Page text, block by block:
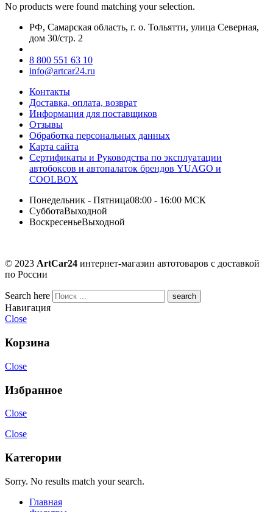
No products were found matching your selection.
РФ, Самарская область, г. о. Тольятти, улица Северная,
дом 30/стр. 2
8 800 551 63 10
info@artcar24.ru
Контакты
Доставка, оплата, возврат
Информация для поставщиков
Отзывы
Обработка персональных данных
Карта сайта
Сертификаты и Руководства по эксплуатации
автобоксов и автопалаток брендов YUAGO и
COOLBOX
Понедельник - Пятница08:00 - 16:00 МСК
СубботаВыходной
ВоскресеньеВыходной
© 2023 ArtCar24 интернет-магазин автотоваров с доставкой
по России
Search here
Навигация
Close
Корзина
Close
Избранное
Close
Close
Категории
Sorry. No results match your search.
Главная